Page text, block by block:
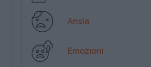
Ansia
Emozioni